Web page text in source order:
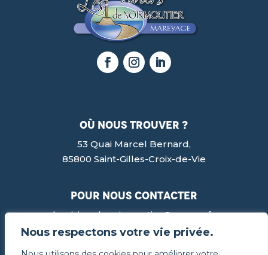
Nous respectons votre vie privée.
où nous trouver ?
53 Quai Marcel Bernard,
85800 Saint-Gilles-Croix-de-Vie
pour nous contacter
lesviviersdenoirmoutier@orange.fr
02 51 60 13 68